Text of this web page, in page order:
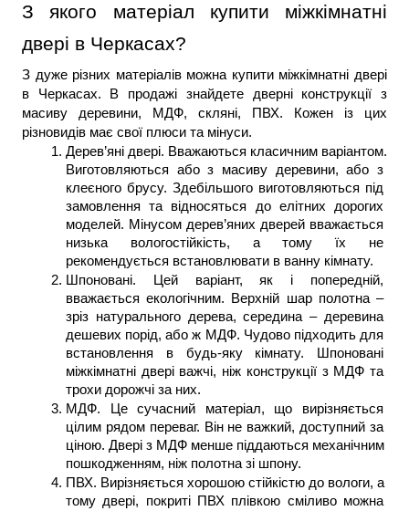
З якого матеріал купити міжкімнатні
двері в Черкасах?
З дуже різних матеріалів можна купити міжкімнатні двері
в Черкасах. В продажі знайдете дверні конструкції з
масиву деревини, МДФ, скляні, ПВХ. Кожен із цих
різновидів має свої плюси та мінуси.
Дерев’яні двері. Вважаються класичним варіантом.
Виготовляються або з масиву деревини, або з
клеєного брусу. Здебільшого виготовляються під
замовлення та відносяться до елітних дорогих
моделей. Мінусом дерев’яних дверей вважається
низька вологостійкість, а тому їх не
рекомендується встановлювати в ванну кімнату.
Шпоновані. Цей варіант, як і попередній,
вважається екологічним. Верхній шар полотна –
зріз натурального дерева, середина – деревина
дешевих порід, або ж МДФ. Чудово підходить для
встановлення в будь-яку кімнату. Шпоновані
міжкімнатні двері важчі, ніж конструкції з МДФ та
трохи дорожчі за них.
МДФ. Це сучасний матеріал, що вирізняється
цілим рядом переваг. Він не важкий, доступний за
ціною. Двері з МДФ менше піддаються механічним
пошкодженням, ніж полотна зі шпону.
ПВХ. Вирізняється хорошою стійкістю до вологи, а
тому двері, покриті ПВХ плівкою сміливо можна